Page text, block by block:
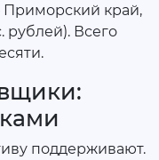
Приморский край,
рублей). Всего
поддерживают.